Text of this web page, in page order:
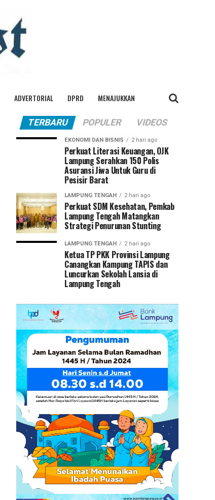
ADVERTORIAL DPRD MENAJUKKAN
TERBARU POPULER VIDEOS
EKONOMI DAN BISNIS 2 hari ago
Perkuat Literasi Keuangan, OJK
Lampung Serahkan 150 Polis
Asuransi Jiwa Untuk Guru di
Pesisir Barat
LAMPUNG TENGAH 2 hari ago
Perkuat SDM Kesehatan, Pemkab
Lampung Tengah Matangkan
Strategi Penurunan Stunting
LAMPUNG TENGAH 2 hari ago
Ketua TP PKK Provinsi Lampung
Canangkan Kampung TAPIS dan
Luncurkan Sekolah Lansia di
Lampung Tengah